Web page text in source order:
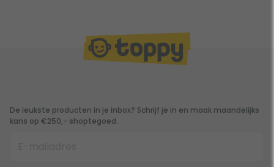
De leukste producten in je inbox? Schrijf je in en maak maandelijks
kans op €250,- shoptegoed.